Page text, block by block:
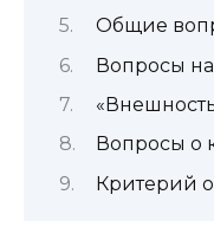
Общие
Вопросы
Вопросы о
Критерий